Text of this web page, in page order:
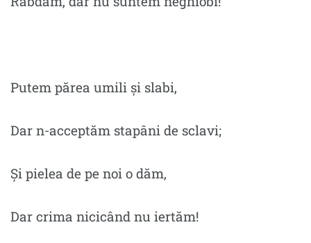
Putem părea umili și slabi,
Dar n-acceptăm stapâni de sclavi;
Și pielea de pe noi o dăm,
Dar crima nicicând nu iertăm!